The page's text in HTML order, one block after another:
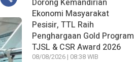
Ekonomi Masyarakat
Pesisir, TTL Raih
Penghargaan Gold Program
TJSL & CSR Award 2026
08/08/2026 | 08:38 WIB